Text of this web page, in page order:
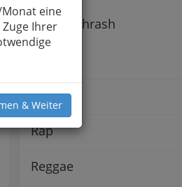
eine
Ihrer
& Weiter
Metal - Thrash
Punk
Rap
Reggae